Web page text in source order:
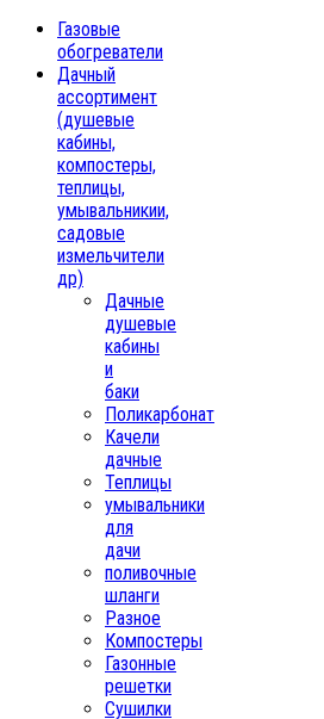
Газовые
обогреватели
Дачный
ассортимент
(душевые
кабины,
компостеры,
теплицы,
умывальникии,
садовые
измельчители
др)
Дачные
душевые
кабины
и
баки
Поликарбонат
Качели
дачные
Теплицы
умывальники
для
дачи
поливочные
шланги
Разное
Компостеры
Газонные
решетки
Сушилки